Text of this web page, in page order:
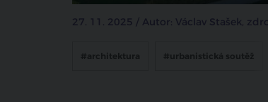
27. 11. 2025 / Autor: Václav Stašek,
#architektura #urbanistická soutěž